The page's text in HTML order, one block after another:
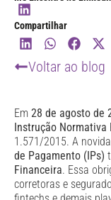
Compartilhar
Voltar ao blog
Em 28 de agosto de
Instrução Normativa
1.571/2015. A
de Pagamento (IPs)
Financeira. Essa
corretoras e